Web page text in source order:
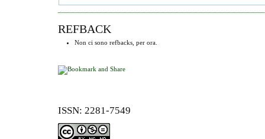
REFBACK
Non ci sono refbacks, per ora.
ISSN: 2281-7549